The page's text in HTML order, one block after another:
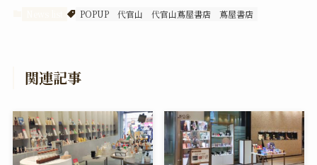
POPUP 代官山 代官山蔦屋書店 蔦屋書店
関連記事